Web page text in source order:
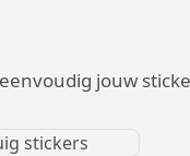
jouw